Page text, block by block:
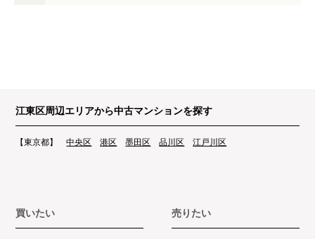
江東区周辺エリアから中古マンションを探す
【東京都】 中央区 港区 墨田区 品川区 江戸川区
買いたい 売りたい